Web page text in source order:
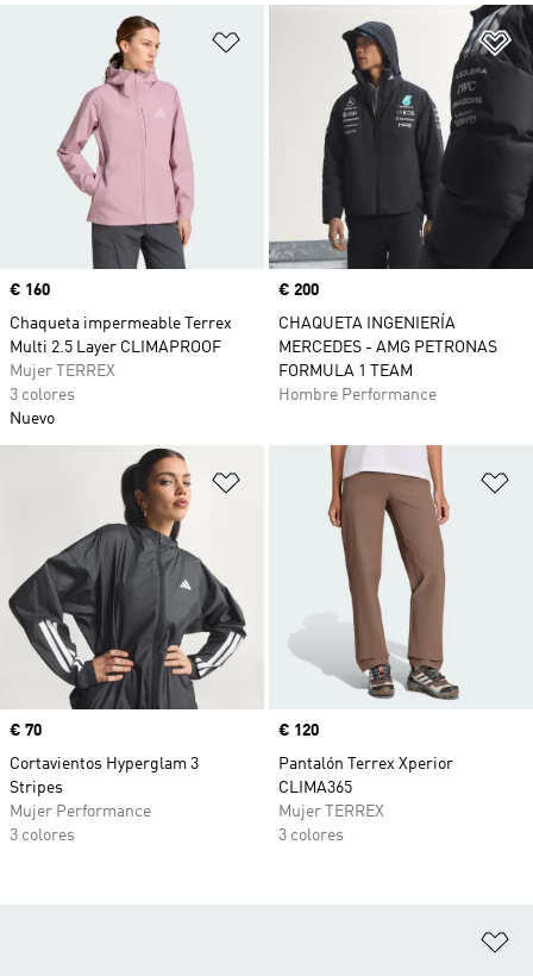
Añadir a la lista de deseos
Precio
€ 160
Chaqueta impermeable Terrex
Multi 2.5 Layer CLIMAPROOF
Mujer TERREX
3 colores
Nuevo
Precio
€ 200
CHAQUETA INGENIERÍA
MERCEDES - AMG PETRONAS
FORMULA 1 TEAM
Hombre Performance
Añadir a la lista de deseos
Precio
€ 70
Cortavientos Hyperglam 3
Stripes
Mujer Performance
3 colores
Precio
€ 120
Pantalón Terrex Xperior
CLIMA365
Mujer TERREX
3 colores